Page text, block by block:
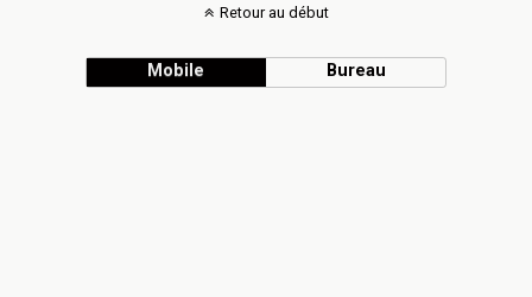
Retour au début
Mobile Bureau